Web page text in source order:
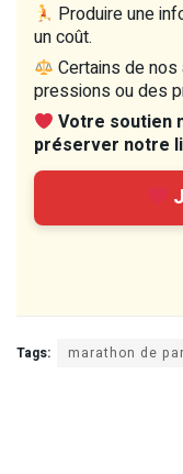
Produire une
un coût.
Certains de
pressions ou des
Votre soutien
préserver notre
Tags: marathon de